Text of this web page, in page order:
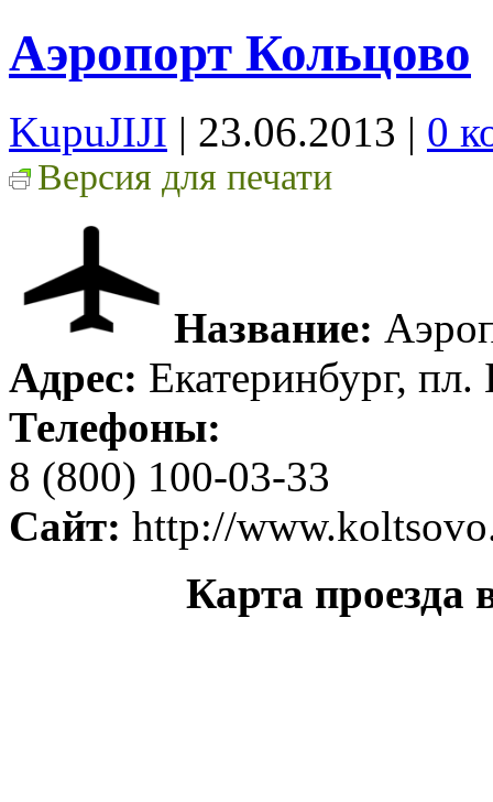
Аэропорт Кольцово
KupuJIJI | 23.06.2013 | 0
Версия для печати
Название:
Адрес: Екатеринбург,
Телефоны:
8 (800) 100-03-33
Сайт: http://
Карта проезда